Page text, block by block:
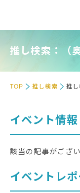
推し検索：（
TOP 推し検索 推し
イベント情報
該当の記事がござ
イベントレポ